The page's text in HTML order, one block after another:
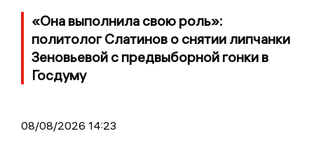
«Она выполнила свою роль»:
политолог Слатинов о снятии липчанки
Зеновьевой с предвыборной гонки в
Госдуму
08/08/2026 14:23